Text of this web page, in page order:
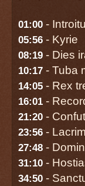
01:00 -
05:56 - Kyrie
08:19 - Dies
10:17 - Tuba
14:05 - Rex
16:01 -
21:20 -
23:56 -
27:48 -
31:10 -
34:50 -